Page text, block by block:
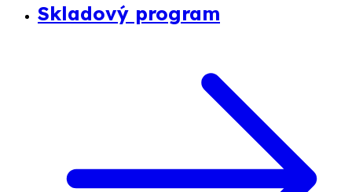
Skladový program